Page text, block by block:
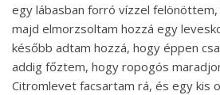
egy lábasban forró vízzel
majd elmorzsoltam hozzá egy
később adtam hozzá, hogy éppen
addig főztem, hogy ropogós
Citromlevet facsartam rá, és egy kis